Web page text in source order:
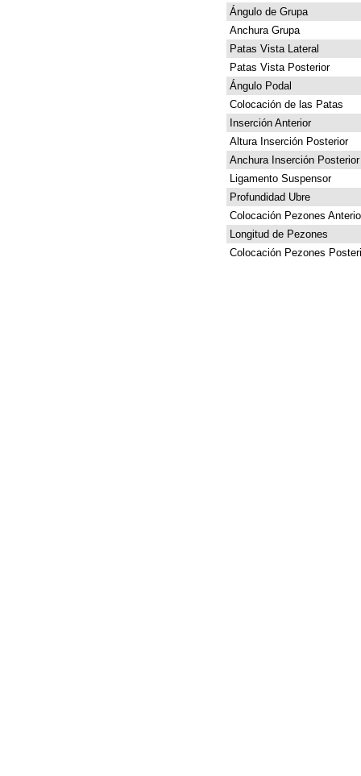
Ángulo de Grupa
Anchura Grupa
Patas Vista Lateral
Patas Vista Posterior
Ángulo Podal
Colocación de las Patas
Inserción Anterior
Altura Inserción Posterior
Anchura Inserción Posterior
Ligamento Suspensor
Profundidad Ubre
Colocación Pezones
Longitud de Pezones
Colocación Pezones